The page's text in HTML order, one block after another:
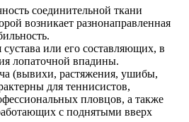
соединительной ткани
возникает разнонаправленная
или его составляющих, в
лопаточной впадины.
(вывихи, растяжения, ушибы,
для теннисистов,
пловцов, а также
с поднятыми вверх